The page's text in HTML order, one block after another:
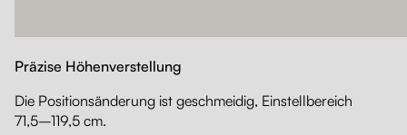
Präzise Höhenverstellung
Die Positionsänderung ist geschmeidig, Einstellbereich
71,5–119,5 cm.